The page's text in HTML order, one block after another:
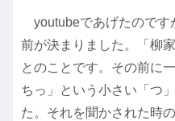
youtubeであげたのです
前が決まりました。「柳
とのことです。その前に
ちっ」という小さい「つ
た。それを聞かされた時の